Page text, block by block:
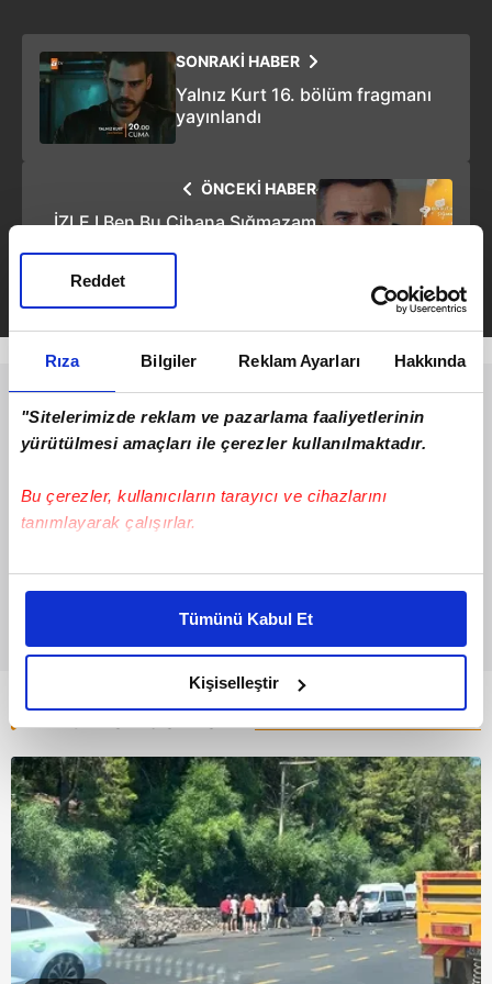
Rıza Bilgiler Reklam Ayarları Hakkında
"Sitelerimizde reklam ve pazarlama faaliyetlerinin
yürütülmesi amaçları ile çerezler kullanılmaktadır.
Bu çerezler, kullanıcıların tarayıcı ve cihazlarını
tanımlayarak çalışırlar.
Bu çerezlere izin vermeniz halinde sizlere özel
daha iyi reklam deneyimi yaşatabiliriz. Bunu yaparken
amacımızın size daha iyi bir reklam deneyimi sunmak
olduğunu ve sizlere en iyi içerikleri sunabilmek adına
elimizden gelen çabayı gösterdiğimizi ve bu noktada,
reklamların maliyetlerimizi karşılamak noktasında tek gelir
kalemimiz olduğunu sizlere hatırlatmak isteriz.
Her halükârda, kullanıcılar, bu çerezlere izin vermedikleri
takdirde, kullanıcılara hedefli reklamlar
gösterilmeyecektir."
Sizlere daha iyi bir hizmet sunabilmek için İnternet
Sitemizde kendimize ve üçüncü kişilere ait çerezler
kullanılmaktadır. Bu çerezler vasıtasıyla çeşitli kişisel
Tümünü Kabul Et
Kişiselleştir
Reddet
SONRAKİ HABER
Yalnız Kurt 16. bölüm fragmanı
yayınlandı
ÖNCEKİ HABER
İZLE I Ben Bu Cihana Sığmazam
Bunlar da Var